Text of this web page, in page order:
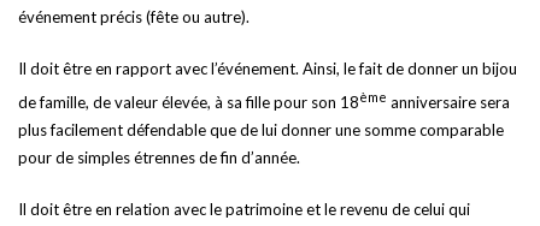
événement précis (fête ou autre).
Il doit être en rapport avec l’événement. Ainsi, le fait de donner un bijou
de famille, de valeur élevée, à sa fille pour son 18ème anniversaire sera
plus facilement défendable que de lui donner une somme comparable
pour de simples étrennes de fin d’année.
Il doit être en relation avec le patrimoine et le revenu de celui qui